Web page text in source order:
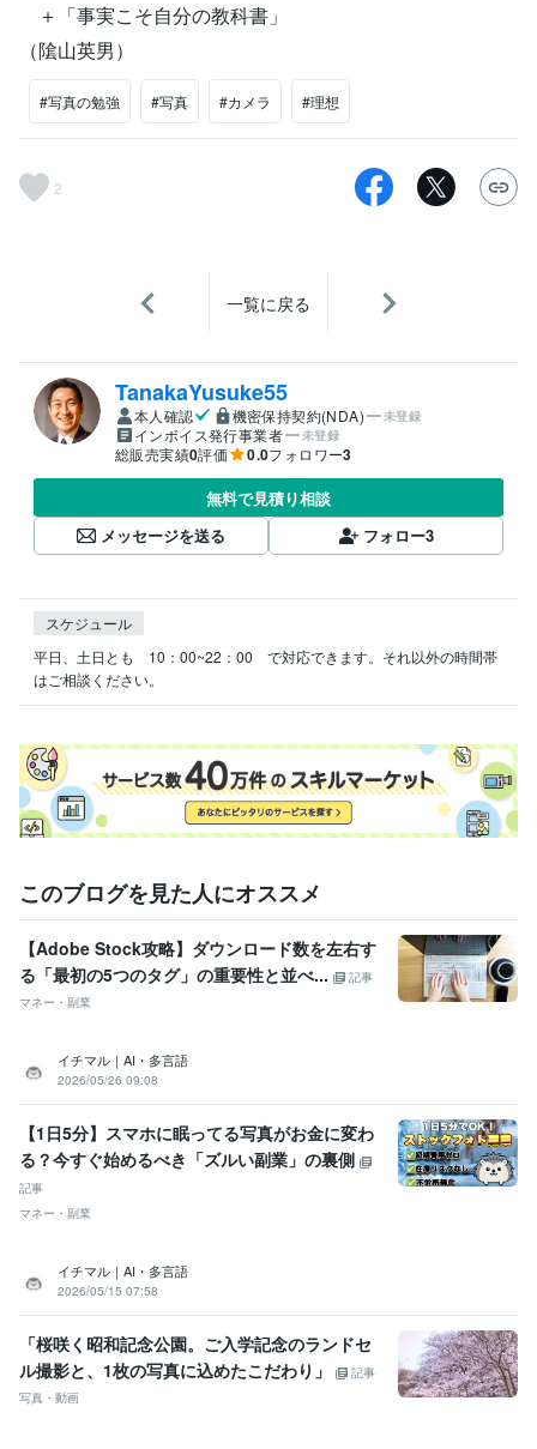
＋「事実こそ自分の教科書」
（隂山英男）
#写真の勉強 #写真 #カメラ #理想
2
一覧に戻る
TanakaYusuke55
本人確認 機密保持契約(NDA) 未登録
インボイス発行事業者 未登録
総販売実績0評価 0.0フォロワー3
無料で見積り相談
メッセージを送る
フォロー3
スケジュール
平日、土日とも　10：00~22：00　で対応できます。それ以外の時間帯
はご相談ください。
このブログを見た人にオススメ
【Adobe Stock攻略】ダウンロード数を左右す
る「最初の5つのタグ」の重要性と並べ...
記事
マネー・副業
イチマル｜AI・多言語
2026/05/26 09:08
【1日5分】スマホに眠ってる写真がお金に変わ
る？今すぐ始めるべき「ズルい副業」の裏側
記事
マネー・副業
イチマル｜AI・多言語
2026/05/15 07:58
「桜咲く昭和記念公園。ご入学記念のランドセ
ル撮影と、1枚の写真に込めたこだわり」
記事
写真・動画